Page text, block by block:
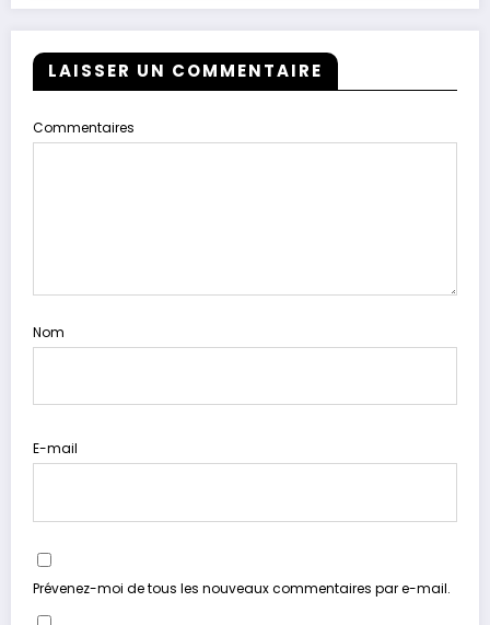
LAISSER UN COMMENTAIRE
Commentaires
Nom
E-mail
Prévenez-moi de tous les nouveaux commentaires par e-mail.